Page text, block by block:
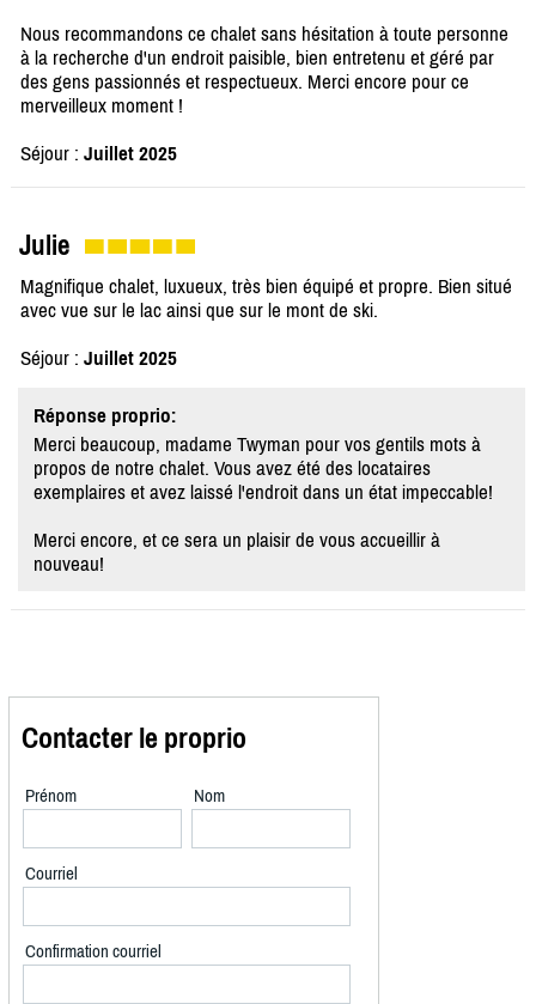
Nous recommandons ce chalet sans hésitation à toute personne
à la recherche d'un endroit paisible, bien entretenu et géré par
des gens passionnés et respectueux. Merci encore pour ce
merveilleux moment !
Séjour : Juillet 2025
Julie
Magnifique chalet, luxueux, très bien équipé et propre. Bien situé
avec vue sur le lac ainsi que sur le mont de ski.
Séjour : Juillet 2025
Réponse proprio:
Merci beaucoup, madame Twyman pour vos gentils mots à
propos de notre chalet. Vous avez été des locataires
exemplaires et avez laissé l'endroit dans un état impeccable!
Merci encore, et ce sera un plaisir de vous accueillir à
nouveau!
Contacter le proprio
Prénom Nom
Courriel
Confirmation courriel